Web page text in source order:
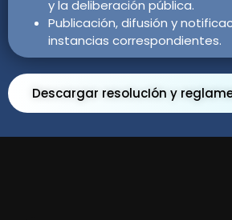
y la deliberación pública.
Publicación, difusión y
instancias correspondientes.
Descargar resolucIón y